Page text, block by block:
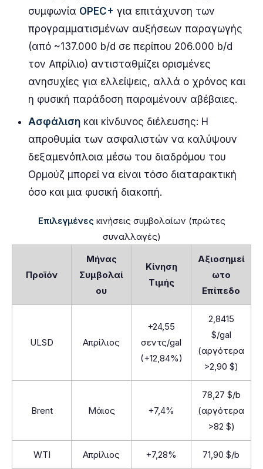
συμφωνία OPEC+ για επιτάχυνση των
προγραμματισμένων αυξήσεων παραγωγής
(από ~137.000 b/d σε περίπου 206.000 b/d
τον Απρίλιο) αντισταθμίζει ορισμένες
ανησυχίες για ελλείψεις, αλλά ο χρόνος και
η φυσική παράδοση παραμένουν αβέβαιες.
Ασφάλιση και κίνδυνος διέλευσης: Η
απροθυμία των ασφαλιστών να καλύψουν
δεξαμενόπλοια μέσω του διαδρόμου του
Ορμούζ μπορεί να είναι τόσο διαταρακτική
όσο και μια φυσική διακοπή.
Επιλεγμένες κινήσεις συμβολαίων (πρώτες
συναλλαγές)
Προϊόν
Μήνας
Συμβολαί
ου
Κίνηση
Τιμής
Αξιοσημεί
ωτο
Επίπεδο
ULSD Απρίλιος
+24,55
σεντς/gal
(+12,84%)
2,8415
$/gal
(αργότερα
>2,90 $)
Brent Μάιος +7,4%
78,27 $/b
(αργότερα
>82 $)
WTI Απρίλιος +7,28% 71,90 $/b